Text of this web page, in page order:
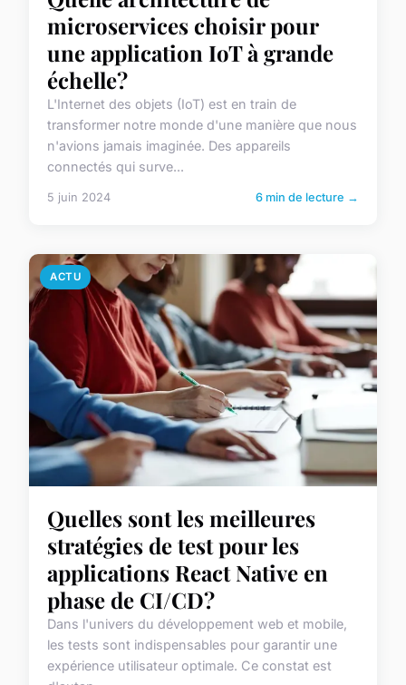
microservices choisir pour
une application IoT à grande
échelle?
L'Internet des objets (IoT) est en train de
transformer notre monde d'une manière que nous
n'avions jamais imaginée. Des appareils
connectés qui surve...
5 juin 2024 6 min de lecture →
ACTU
Quelles sont les meilleures
stratégies de test pour les
applications React Native en
phase de CI/CD?
Dans l'univers du développement web et mobile,
les tests sont indispensables pour garantir une
expérience utilisateur optimale. Ce constat est